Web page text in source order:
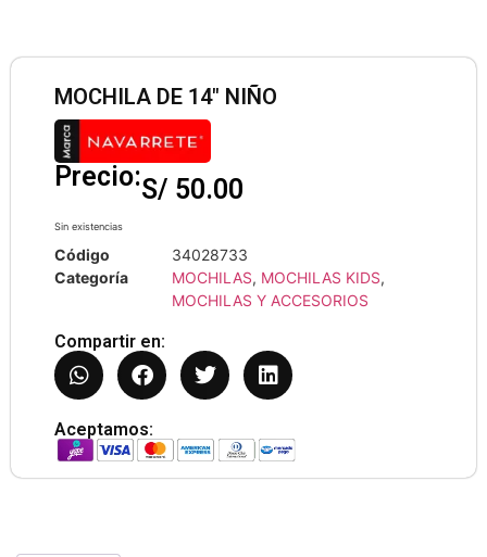
MOCHILA DE 14″ NIÑO
Precio:S/ 50.00
Sin existencias
Código
34028733
Categoría
MOCHILAS, MOCHILAS KIDS,
MOCHILAS Y ACCESORIOS
Compartir en:
Aceptamos: